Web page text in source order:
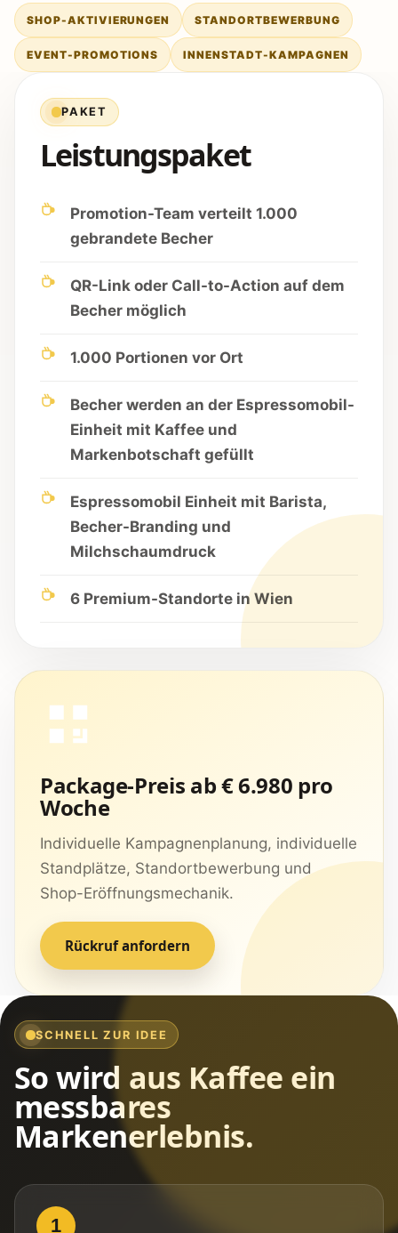
SHOP-AKTIVIERUNGEN STANDORTBEWERBUNG
EVENT-PROMOTIONS INNENSTADT-KAMPAGNEN
PAKET
Leistungspaket
Promotion-Team verteilt 1.000
gebrandete Becher
QR-Link oder Call-to-Action auf dem
Becher möglich
1.000 Portionen vor Ort
Becher werden an der Espressomobil-
Einheit mit Kaffee und
Markenbotschaft gefüllt
Espressomobil Einheit mit Barista,
Becher-Branding und
Milchschaumdruck
6 Premium-Standorte in Wien
Package-Preis ab € 6.980 pro
Woche
Individuelle Kampagnenplanung, individuelle
Standplätze, Standortbewerbung und
Shop-Eröffnungsmechanik.
Rückruf anfordern
SCHNELL ZUR IDEE
So wird aus Kaffee ein
messbares
Markenerlebnis.
1